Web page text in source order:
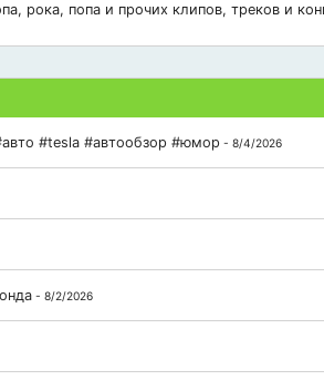
попа и прочих клипов, треков и
#tesla #автообзор #юмор - 8/4/2026
- 8/2/2026